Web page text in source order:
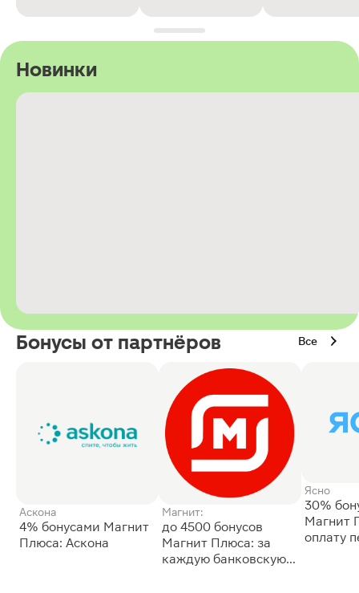
Новинки
Бонусы от партнёров Все
Аскона
4% бонусами Магнит
Плюса: Аскона
Магнит:
до 4500 бонусов
Магнит Плюса: за
каждую банковскую
Ясно
30%
Магнит
оплату